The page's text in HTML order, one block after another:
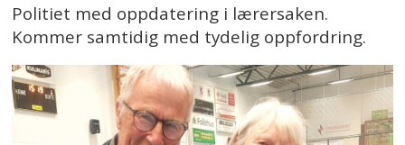
Politiet med oppdatering i lærersaken.
Kommer samtidig med tydelig oppfordring.